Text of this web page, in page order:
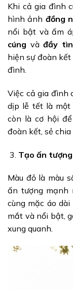
Khi cả gia đình
hình ảnh đồng
nổi bật và ấm
cúng và đầy
hiện sự đoàn
đình.
Việc cả gia đình
dịp lễ tết là
còn là cơ hội
đoàn kết, sẻ
Tạo ấn
Màu đỏ là màu
ấn tượng mạnh
cùng mặc áo
mắt và nổi bật,
xung quanh.